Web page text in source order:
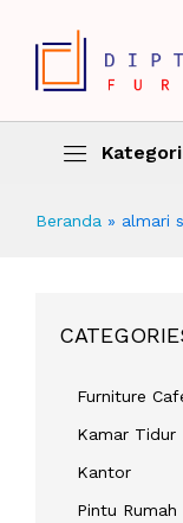
Beranda » almari
Furniture
Kamar Tidur
Kantor
Pintu Rumah